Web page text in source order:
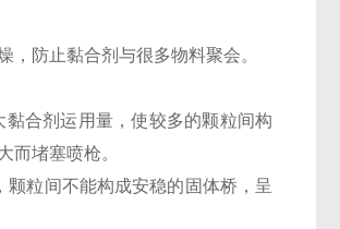
防止黏合剂与很多物料聚会。
合剂运用量，使较多的颗粒间构
而堵塞喷枪。
粒间不能构成安稳的固体桥，呈